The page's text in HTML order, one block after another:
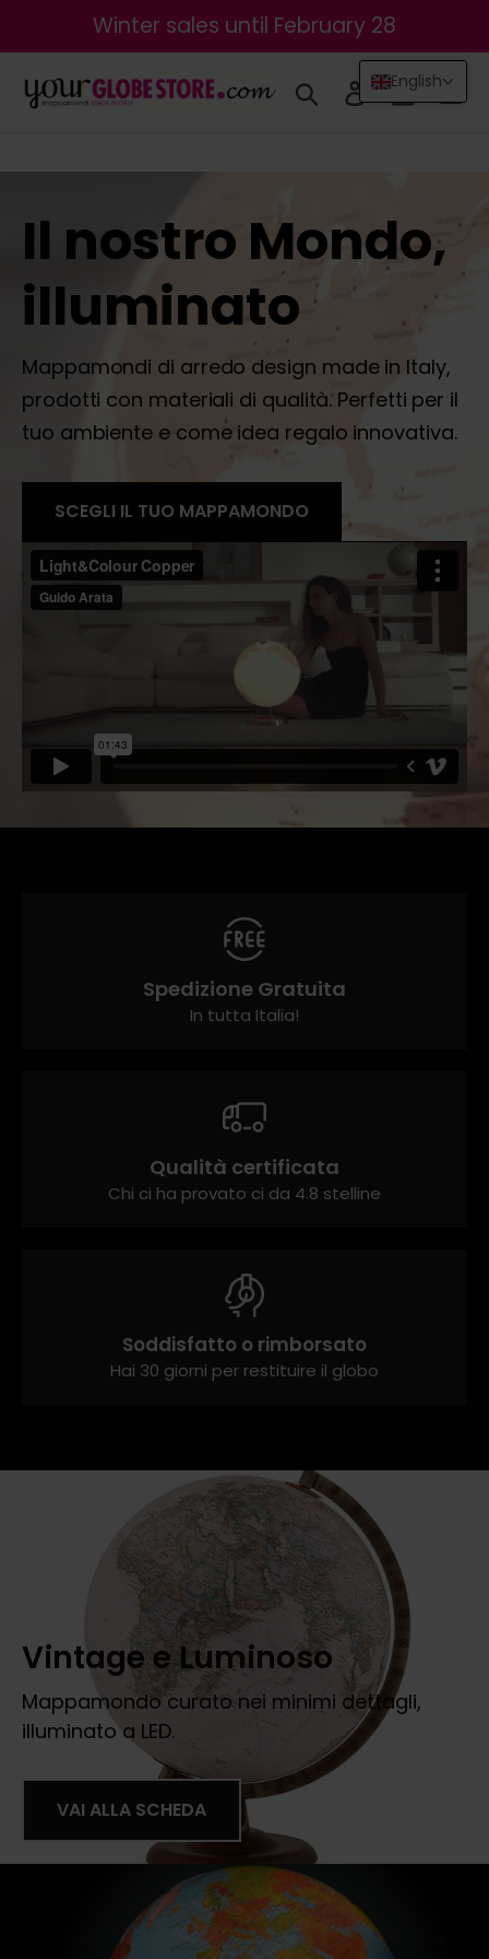
Winter sales until February 28
SearchLog inCart
Il nostro Mondo,
illuminato
Mappamondi di arredo design made in Italy,
prodotti con materiali di qualità. Perfetti per il
tuo ambiente e come idea regalo innovativa.
SCEGLI IL TUO MAPPAMONDO
Spedizione Gratuita
In tutta Italia!
Qualità certificata
Chi ci ha provato ci da 4.8 stelline
Soddisfatto o rimborsato
Hai 30 giorni per restituire il globo
Vintage e Luminoso
Mappamondo curato nei minimi dettagli,
illuminato a LED.
VAI ALLA SCHEDA
English